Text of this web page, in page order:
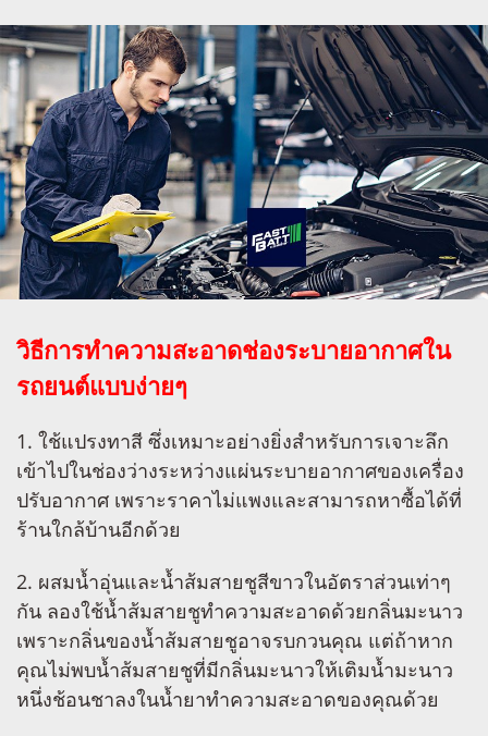
วิธีการทำความสะอาดช่องระบายอากาศใน
รถยนต์แบบง่ายๆ
1. ใช้แปรงทาสี ซึ่งเหมาะอย่างยิ่งสำหรับการเจาะลึก
เข้าไปในช่องว่างระหว่างแผ่นระบายอากาศของเครื่อง
ปรับอากาศ เพราะราคาไม่แพงและสามารถหาซื้อได้ที่
ร้านใกล้บ้านอีกด้วย
2. ผสมน้ำอุ่นและน้ำส้มสายชูสีขาวในอัตราส่วนเท่าๆ
กัน ลองใช้น้ำส้มสายชูทำความสะอาดด้วยกลิ่นมะนาว
เพราะกลิ่นของน้ำส้มสายชูอาจรบกวนคุณ แต่ถ้าหาก
คุณไม่พบน้ำส้มสายชูที่มีกลิ่นมะนาวให้เติมน้ำมะนาว
หนึ่งช้อนชาลงในน้ำยาทำความสะอาดของคุณด้วย